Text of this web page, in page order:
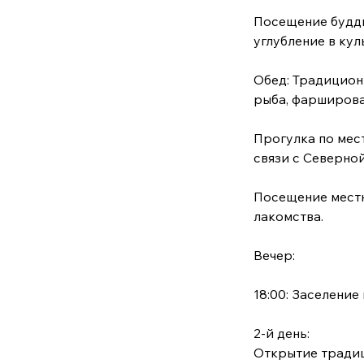
Посещение
углубление в
Обед:
рыба,
Прогулка по
связи с
Посещение
лакомства.
Вечер:
18:00:
2-й день:
Открытие